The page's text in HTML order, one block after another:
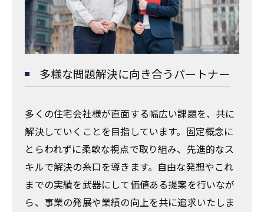
多様な問題解決に向き合うパートナー
多くの住宅会社様が直面する幅広い課題を、共に
解決していくことを目指しています。固定概念に
とらわれずに柔軟な視点で取り組み、先進的なス
キルで解決の糸口を導きます。自由な発想やこれ
までの実績を武器にして価値ある提案を行いなが
ら、事業の発展や業績の向上を共に追求いたしま